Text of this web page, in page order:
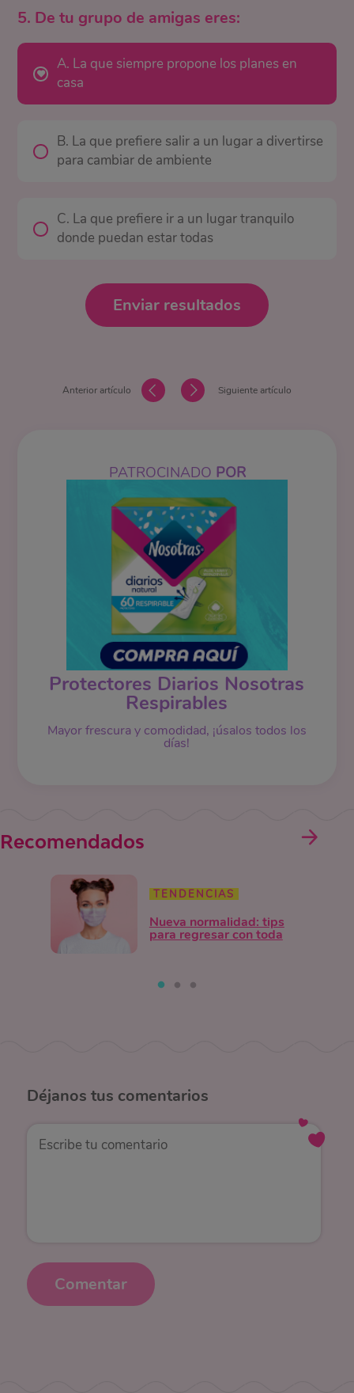
5. De tu grupo de amigas eres:
A. La que siempre propone los planes en
casa
B. La que prefiere salir a un lugar a divertirse
para cambiar de ambiente
C. La que prefiere ir a un lugar tranquilo
donde puedan estar todas
Enviar resultados
Anterior artículo Siguiente artículo
PATROCINADO POR
Protectores Diarios Nosotras
Respirables
Mayor frescura y comodidad, ¡úsalos todos los
días!
Recomendados
TENDENCIAS
Nueva normalidad: tips
para regresar con toda
Déjanos tus comentarios
Comentar